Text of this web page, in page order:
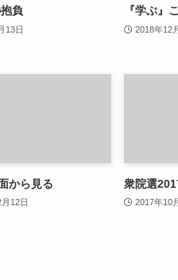
負
13日
『学ぶ』
2018年12
から見る
12日
衆院選
2017年10